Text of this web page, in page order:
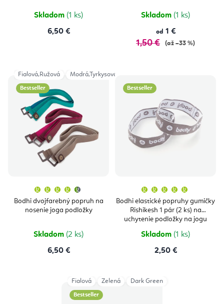
Skladom (1 ks)
6,50 €
Skladom (1 ks)
od 1 €
1,50 € (až –33 %)
Bestseller
Bodhi dvojfarebný popruh na
nosenie joga podložky
produktu
je
4,7
hviezdičiek.
Skladom (2 ks)
6,50 €
Fialová,Ružová Modrá,Tyrkysová
Bestseller
Bodhi elastické popruhy gumičky
Rishikesh 1 pár (2 ks) na
uchytenie podložky na jogu
produktu
je
5,0
z
5
Skladom (1 ks)
2,50 €
Bestseller
Fialová Zelená Dark Green